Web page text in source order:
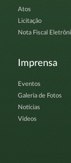
Atos
Licitação
Nota Fiscal
Imprensa
Eventos
Galeria de Fotos
Notícias
Vídeos